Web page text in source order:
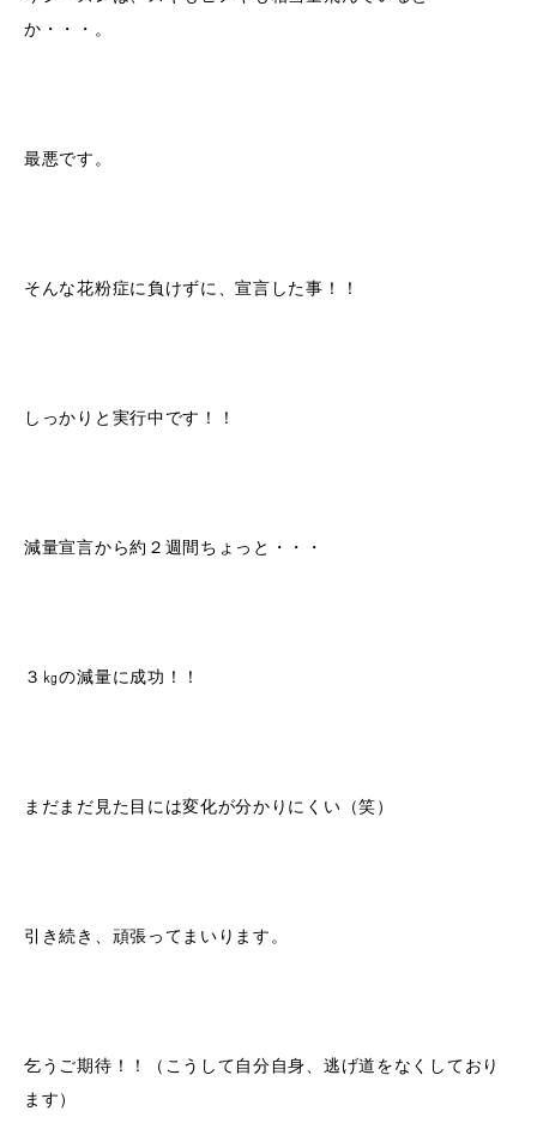
か・・・。
最悪です。
そんな花粉症に負けずに、宣言した事！！
しっかりと実行中です！！
減量宣言から約２週間ちょっと・・・
３㎏の減量に成功！！
まだまだ見た目には変化が分かりにくい（笑）
引き続き、頑張ってまいります。
乞うご期待！！（こうして自分自身、逃げ道をなくしており
ます）